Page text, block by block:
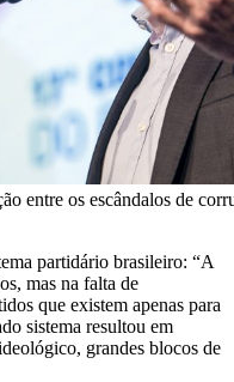
entre os escândalos de
partidário brasileiro: “A
mas na falta de
que existem apenas para
sistema resultou em
grandes blocos de